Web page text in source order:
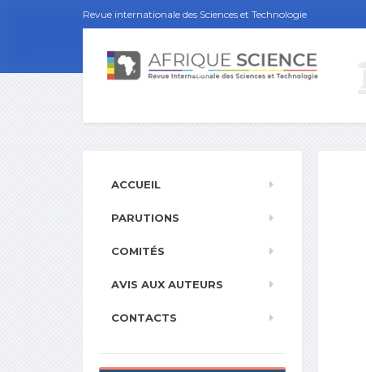
Revue internationale des Sciences et Technologie
ACCUEIL
PARUTIONS
COMITÉS
AVIS AUX AUTEURS
CONTACTS